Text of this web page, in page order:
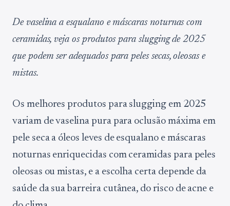
De vaselina a esqualano e máscaras noturnas com
ceramidas, veja os produtos para slugging de 2025
que podem ser adequados para peles secas, oleosas e
mistas.
Os melhores produtos para slugging em 2025
variam de vaselina pura para oclusão máxima em
pele seca a óleos leves de esqualano e máscaras
noturnas enriquecidas com ceramidas para peles
oleosas ou mistas, e a escolha certa depende da
saúde da sua barreira cutânea, do risco de acne e